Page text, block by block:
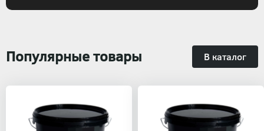
Популярные товары В каталог